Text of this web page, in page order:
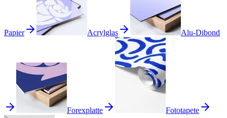
Papier Acrylglas Alu-Dibond
Forexplatte Fototapete